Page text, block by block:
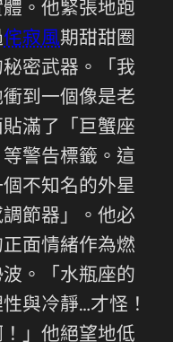
。他緊張地跑
侘寂風期甜甜圈
密武器。「我
到一個像是老
滿了「巨蟹座
警告標籤。這
不知名的外星
節器」。他必
面情緒作為燃
。「水瓶座的
與冷靜…才怪！
」他絕望地低